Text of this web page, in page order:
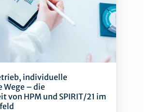
individuelle
Wege – die
von HPM und SPIRIT/21 im